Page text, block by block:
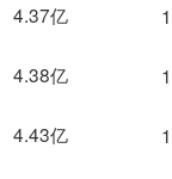
4.37亿
4.38亿
4.43亿